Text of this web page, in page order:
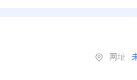
网址